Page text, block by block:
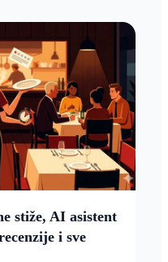
stiže, AI asistent
i sve